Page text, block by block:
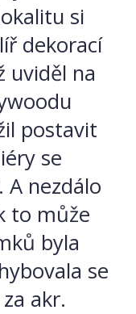
si
dekorací
uviděl na
postavit
se
nezdálo
to může
byla
se
akr.